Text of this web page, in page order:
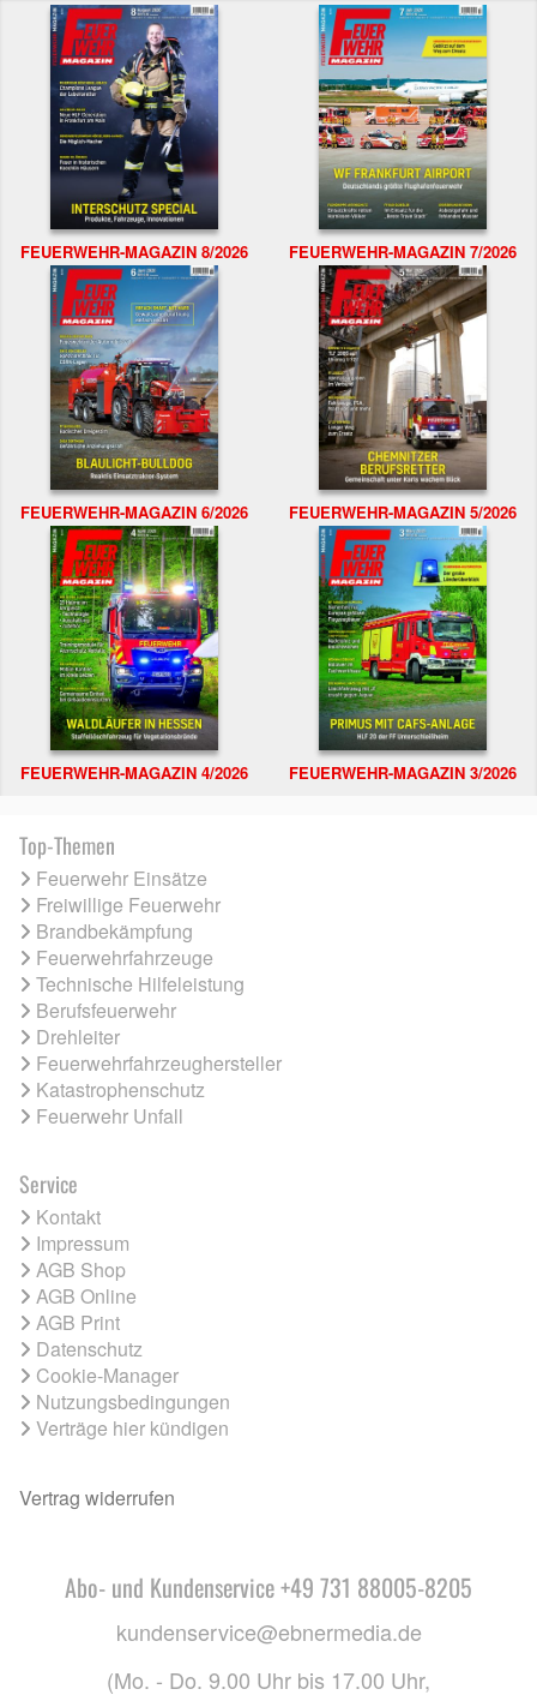
FEUERWEHR-MAGAZIN 8/2026 FEUERWEHR-MAGAZIN 7/2026
FEUERWEHR-MAGAZIN 6/2026 FEUERWEHR-MAGAZIN 5/2026
FEUERWEHR-MAGAZIN 4/2026 FEUERWEHR-MAGAZIN 3/2026
Top-Themen
Feuerwehr Einsätze
Freiwillige Feuerwehr
Brandbekämpfung
Feuerwehrfahrzeuge
Technische Hilfeleistung
Berufsfeuerwehr
Drehleiter
Feuerwehrfahrzeughersteller
Katastrophenschutz
Feuerwehr Unfall
Service
Kontakt
Impressum
AGB Shop
AGB Online
AGB Print
Datenschutz
Cookie-Manager
Nutzungsbedingungen
Verträge hier kündigen
Vertrag widerrufen
Abo- und Kundenservice +49 731 88005-8205
kundenservice@ebnermedia.de
(Mo. - Do. 9.00 Uhr bis 17.00 Uhr,